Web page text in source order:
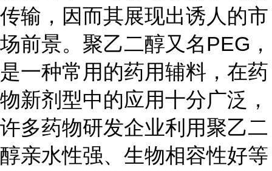
传输，因而其展现出诱人的市
场前景。聚乙二醇又名PEG，
是一种常用的药用辅料，在药
物新剂型中的应用十分广泛，
许多药物研发企业利用聚乙二
醇亲水性强、生物相容性好等